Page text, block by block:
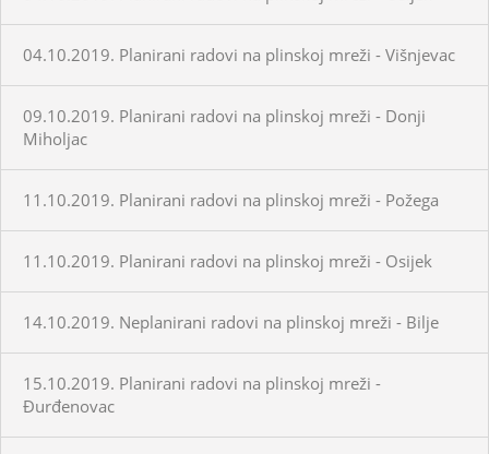
04.10.2019. Planirani radovi na plinskoj mreži - Višnjevac
09.10.2019. Planirani radovi na plinskoj mreži - Donji
Miholjac
11.10.2019. Planirani radovi na plinskoj mreži - Požega
11.10.2019. Planirani radovi na plinskoj mreži - Osijek
14.10.2019. Neplanirani radovi na plinskoj mreži - Bilje
15.10.2019. Planirani radovi na plinskoj mreži -
Đurđenovac